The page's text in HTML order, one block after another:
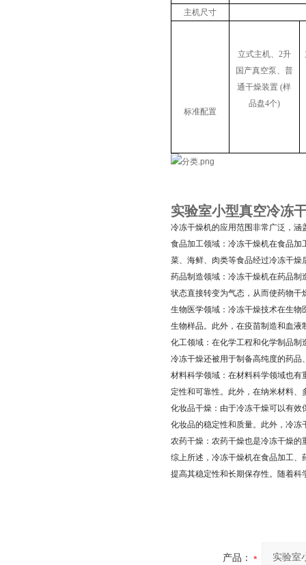
主机尺寸
标准配置
立式主机、2升
国产真空泵、普
通干燥装置 (样
品盘4个)
实验室小型真空冷冻
冷冻干燥机的应用范围非常广泛，
食品加工领域：冷冻干燥机在食品
菜、海鲜、肉类等食品经过冷冻干
药品制造领域：冷冻干燥机在药品
状态直接转变为气态，从而使药物
生物医学领域：冷冻干燥技术在生
生物样品。此外，在疫苗制造和血
化工领域：在化学工程和化学制品
冷冻干燥还被用于制备高纯度的药品
材料科学领域：在材料科学领域也
定性和可靠性。此外，在纳米材料
化妆品干燥：由于冷冻干燥可以有
化妆品的稳定性和质量。此外，冷
农药干燥：农药干燥也是冷冻干燥
综上所述，冷冻干燥机在食品加工
提高其稳定性和长期保存性。随着
产品：